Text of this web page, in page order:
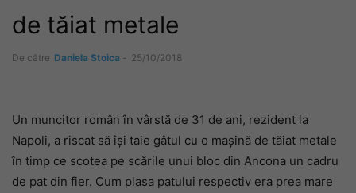
de tăiat metale
De către Daniela Stoica - 25/10/2018
Un muncitor român în vârstă de 31 de ani, rezident la
Napoli, a riscat să își taie gâtul cu o mașină de tăiat metale
în timp ce scotea pe scările unui bloc din Ancona un cadru
de pat din fier. Cum plasa patului respectiv era prea mare